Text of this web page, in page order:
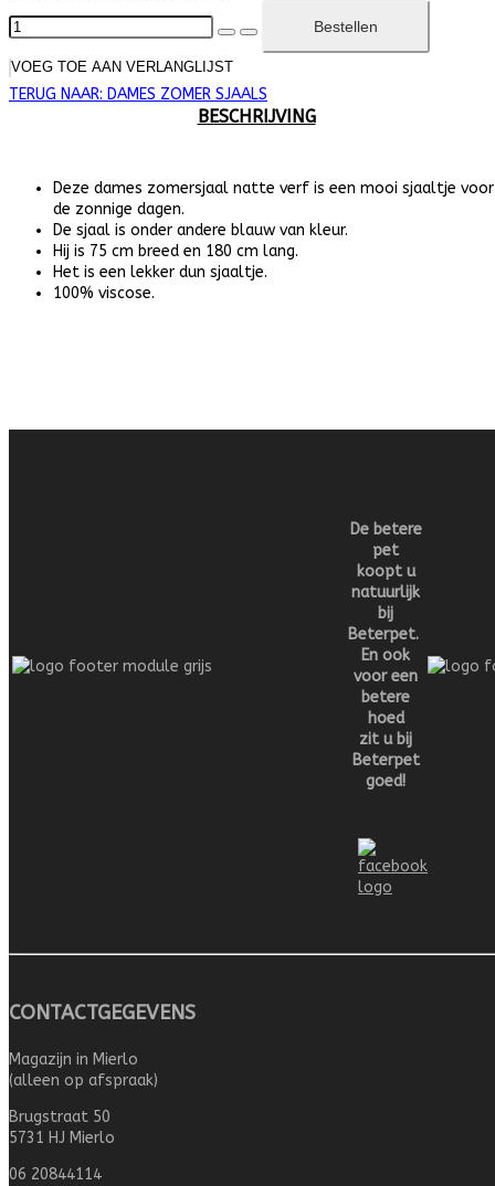
VOEG TOE AAN VERLANGLIJST
TERUG NAAR: DAMES ZOMER SJAALS
BESCHRIJVING
Deze dames zomersjaal natte verf is een mooi sjaaltje voor
de zonnige dagen.
De sjaal is onder andere blauw van kleur.
Hij is 75 cm breed en 180 cm lang.
Het is een lekker dun sjaaltje.
100% viscose.
De betere
pet
koopt u
natuurlijk
bij
Beterpet.
En ook
voor een
betere
hoed
zit u bij
Beterpet
goed!
CONTACTGEGEVENS
Magazijn in Mierlo
(alleen op afspraak)
Brugstraat 50
5731 HJ Mierlo
06 20844114